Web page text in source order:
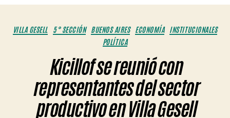
Categorías
VILLA GESELL 5° SECCIÓN BUENOS AIRES ECONOMÍA INSTITUCIONALES
POLÍTICA
Kicillof se reunió con
representantes del sector
productivo en Villa Gesell